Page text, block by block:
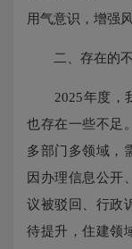
用气意识，增强
二、存在的不
2025年度，我
也存在一些不足
多部门多领域，
因办理信息公开
议被驳回、行政
待提升，住建领